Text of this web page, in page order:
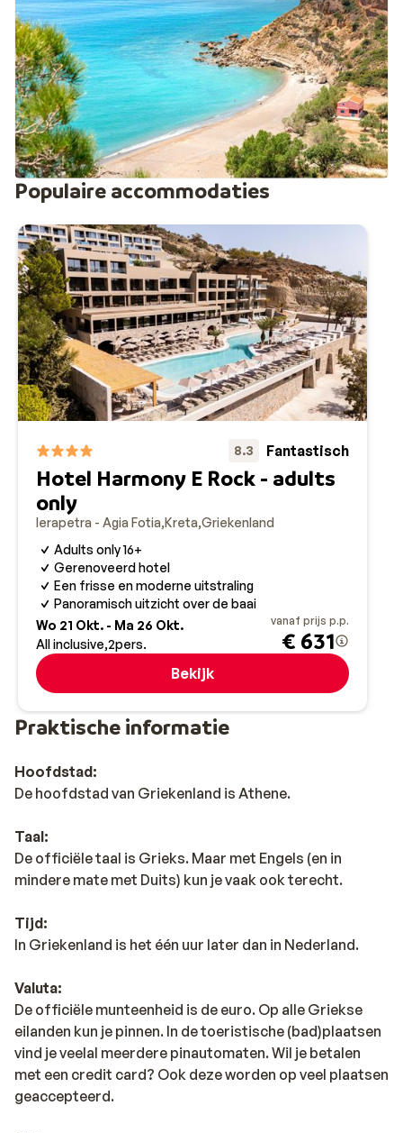
Populaire accommodaties
8.3 Fantastisch
Hotel Harmony E Rock - adults
only
Ierapetra - Agia Fotia Kreta Griekenland
Adults only 16+
Gerenoveerd hotel
Een frisse en moderne uitstraling
Panoramisch uitzicht over de baai
Wo 21 Okt. - Ma 26 Okt.
All inclusive 2pers.
vanaf prijs p.p.
€ 631
Bekijk
Praktische informatie
Hoofdstad:
De hoofdstad van Griekenland is Athene.
Taal:
De officiële taal is Grieks. Maar met Engels (en in
mindere mate met Duits) kun je vaak ook terecht.
Tijd:
In Griekenland is het één uur later dan in Nederland.
Valuta:
De officiële munteenheid is de euro. Op alle Griekse
eilanden kun je pinnen. In de toeristische (bad)plaatsen
vind je veelal meerdere pinautomaten. Wil je betalen
met een credit card? Ook deze worden op veel plaatsen
geaccepteerd.